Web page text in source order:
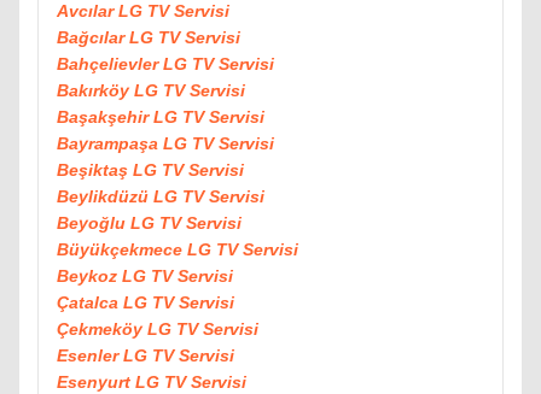
Avcılar LG TV Servisi
Bağcılar LG TV Servisi
Bahçelievler LG TV Servisi
Bakırköy LG TV Servisi
Başakşehir LG TV Servisi
Bayrampaşa LG TV Servisi
Beşiktaş LG TV Servisi
Beylikdüzü LG TV Servisi
Beyoğlu LG TV Servisi
Büyükçekmece LG TV Servisi
Beykoz LG TV Servisi
Çatalca LG TV Servisi
Çekmeköy LG TV Servisi
Esenler LG TV Servisi
Esenyurt LG TV Servisi